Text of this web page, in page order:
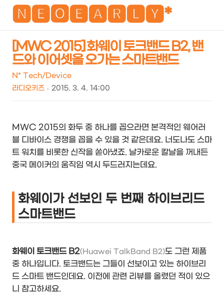
🅽🅴🅾🅴🅰🆁🅻🆈*
[MWC 2015] 화웨이 토크밴드 B2, 밴
드와 이어셋을 오가는 스마트밴드
N* Tech/Device
라디오키즈
2015. 3. 4. 14:00
MWC 2015의 화두 중 하나를 꼽으라면 본격적인 웨어러
블 디바이스 경쟁을 꼽을 수 있을 것 같은데요. 너도나도 스마
트 워치를 비롯한 신작을 쏟아냈죠. 날카로운 칼날을 꺼내든
중국 메이커의 움직임 역시 두드러지는데요.
화웨이가 선보인 두 번째 하이브리드
스마트밴드
화웨이 토크밴드 B2(Huawei TalkBand B2)도 그런 제품
중 하나입니다. 토크밴드는 그들이 선보이고 있는 하이브리
드 스마트 밴드인데요. 이전에 관련 리뷰를 올렸던 적이 있으
니 참고하세요.